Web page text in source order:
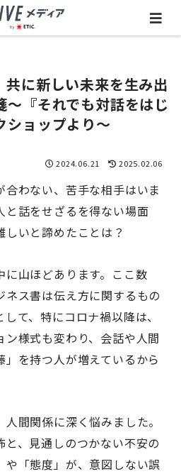
共に新しい未来を生み出
～『それでも対話をはじ
ショップより～
2024.06.21 2025.02.06
合わない、苦手な相手はいま
と話をせざるを得ない場面
いと諦めたことは？
山ほどあります。ここ数
ス書は伝え方に関するもの
て、特にコロナ禍以降は、
ン様式も変わり、会話や人間
を持つ人が増えているから
間関係に深く悩みました。
、見通しのつかない不安の
や「態度」が、意図しない誤